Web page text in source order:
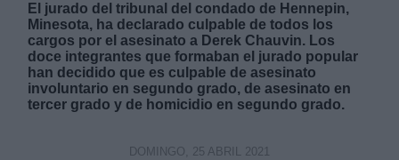
El jurado del tribunal del condado de Hennepin,
Minesota, ha declarado culpable de todos los
cargos por el asesinato a Derek Chauvin. Los
doce integrantes que formaban el jurado popular
han decidido que es culpable de asesinato
involuntario en segundo grado, de asesinato en
tercer grado y de homicidio en segundo grado.
DOMINGO, 25 ABRIL 2021
Destinatarios: